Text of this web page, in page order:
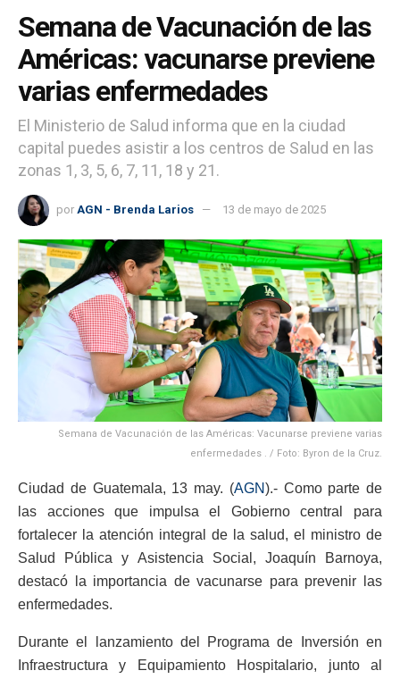
Semana de Vacunación de las
Américas: vacunarse previene
varias enfermedades
El Ministerio de Salud informa que en la ciudad
capital puedes asistir a los centros de Salud en las
zonas 1, 3, 5, 6, 7, 11, 18 y 21.
por AGN - Brenda Larios 13 de mayo de 2025
Semana de Vacunación de las Américas: Vacunarse previene varias
enfermedades . / Foto: Byron de la Cruz.
Ciudad de Guatemala, 13 may. (AGN).- Como parte de
las acciones que impulsa el Gobierno central para
fortalecer la atención integral de la salud, el ministro de
Salud Pública y Asistencia Social, Joaquín Barnoya,
destacó la importancia de vacunarse para prevenir las
enfermedades.
Durante el lanzamiento del Programa de Inversión en
Infraestructura y Equipamiento Hospitalario, junto al